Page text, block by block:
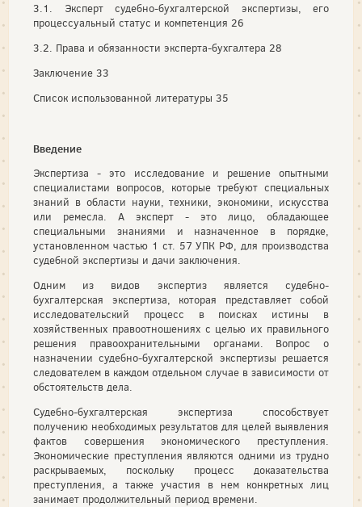
3.1. Эксперт судебно-бухгалтерской экспертизы, его
процессуальный статус и компетенция 26
3.2. Права и обязанности эксперта-бухгалтера 28
Заключение 33
Список использованной литературы 35
Введение
Экспертиза - это исследование и решение опытными
специалистами вопросов, которые требуют специальных
знаний в области науки, техники, экономики, искусства
или ремесла. А эксперт - это лицо, обладающее
специальными знаниями и назначенное в порядке,
установленном частью 1 ст. 57 УПК РФ, для производства
судебной экспертизы и дачи заключения.
Одним из видов экспертиз является судебно-
бухгалтерская экспертиза, которая представляет собой
исследовательский процесс в поисках истины в
хозяйственных правоотношениях с целью их правильного
решения правоохранительными органами. Вопрос о
назначении судебно-бухгалтерской экспертизы решается
следователем в каждом отдельном случае в зависимости от
обстоятельств дела.
Судебно-бухгалтерская экспертиза способствует
получению необходимых результатов для целей выявления
фактов совершения экономического преступления.
Экономические преступления являются одними из трудно
раскрываемых, поскольку процесс доказательства
преступления, а также участия в нем конкретных лиц
занимает продолжительный период времени.